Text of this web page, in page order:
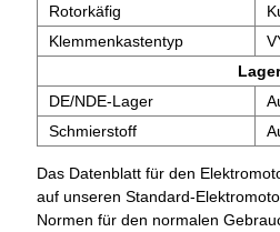
Rotorkäfig
Klemmenkastentyp
DE/NDE-Lager
Schmierstoff
Das Datenblatt für den
auf unseren Standard-
Normen für den normalen